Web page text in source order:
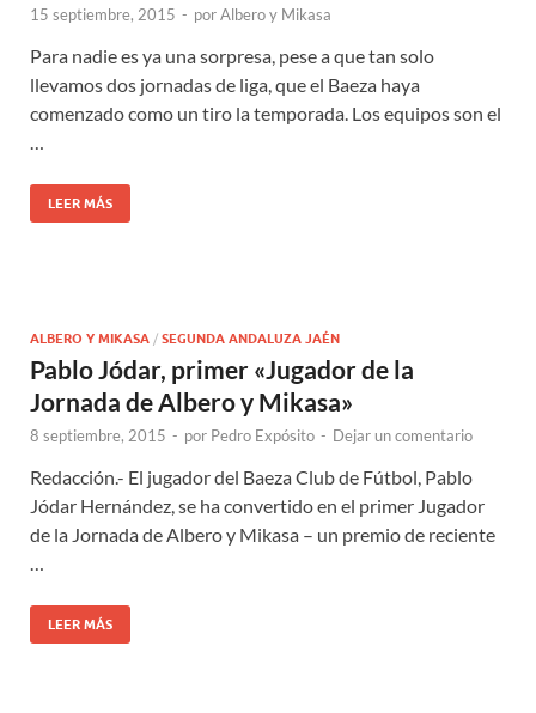
15 septiembre, 2015 - porAlbero y Mikasa
Para nadie es ya una sorpresa, pese a que tan solo
llevamos dos jornadas de liga, que el Baeza haya
comenzado como un tiro la temporada. Los equipos son el
LEER MÁS
ALBERO Y MIKASA / SEGUNDA ANDALUZA JAÉN
Pablo Jódar, primer «Jugador de la
Jornada de Albero y Mikasa»
8 septiembre, 2015 - por Pedro Expósito - Dejar un comentario
Redacción.- El jugador del Baeza Club de Fútbol, Pablo
Jódar Hernández, se ha convertido en el primer Jugador
de la Jornada de Albero y Mikasa – un premio de reciente
LEER MÁS